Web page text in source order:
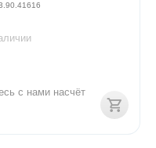
с нами насчёт